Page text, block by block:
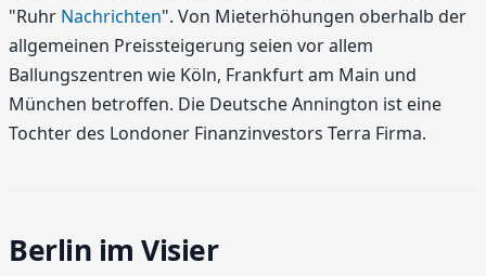
"Ruhr Nachrichten". Von Mieterhöhungen oberhalb der
allgemeinen Preissteigerung seien vor allem
Ballungszentren wie Köln, Frankfurt am Main und
München betroffen. Die Deutsche Annington ist eine
Tochter des Londoner Finanzinvestors Terra Firma.
Berlin im Visier